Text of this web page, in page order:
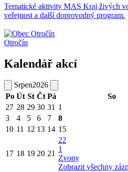
Tematické aktivity MAS Kraj živých
veřejnost a další doprovodný program.
Otročín
Kalendář akcí
Srpen2026
Po Út St Čt Pá So
27 28 29 30 31 1
3
4 5 6 7 8
10 11 12 13 14 15
17 18 19 20 21
22
1
Zvony
Zobrazit všechny